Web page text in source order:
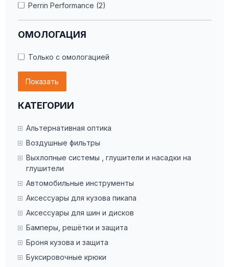
Perrin Performance (2)
ОМОЛОГАЦИЯ
Только с омологацией
Показать
КАТЕГОРИИ
Альтернативная оптика
Воздушные фильтры
Выхлопные системы , глушители и насадки на
глушители
Автомобильные инструменты
Аксессуары для кузова пикапа
Аксессуары для шин и дисков
Бамперы, решётки и защита
Броня кузова и защита
Буксировочные крюки